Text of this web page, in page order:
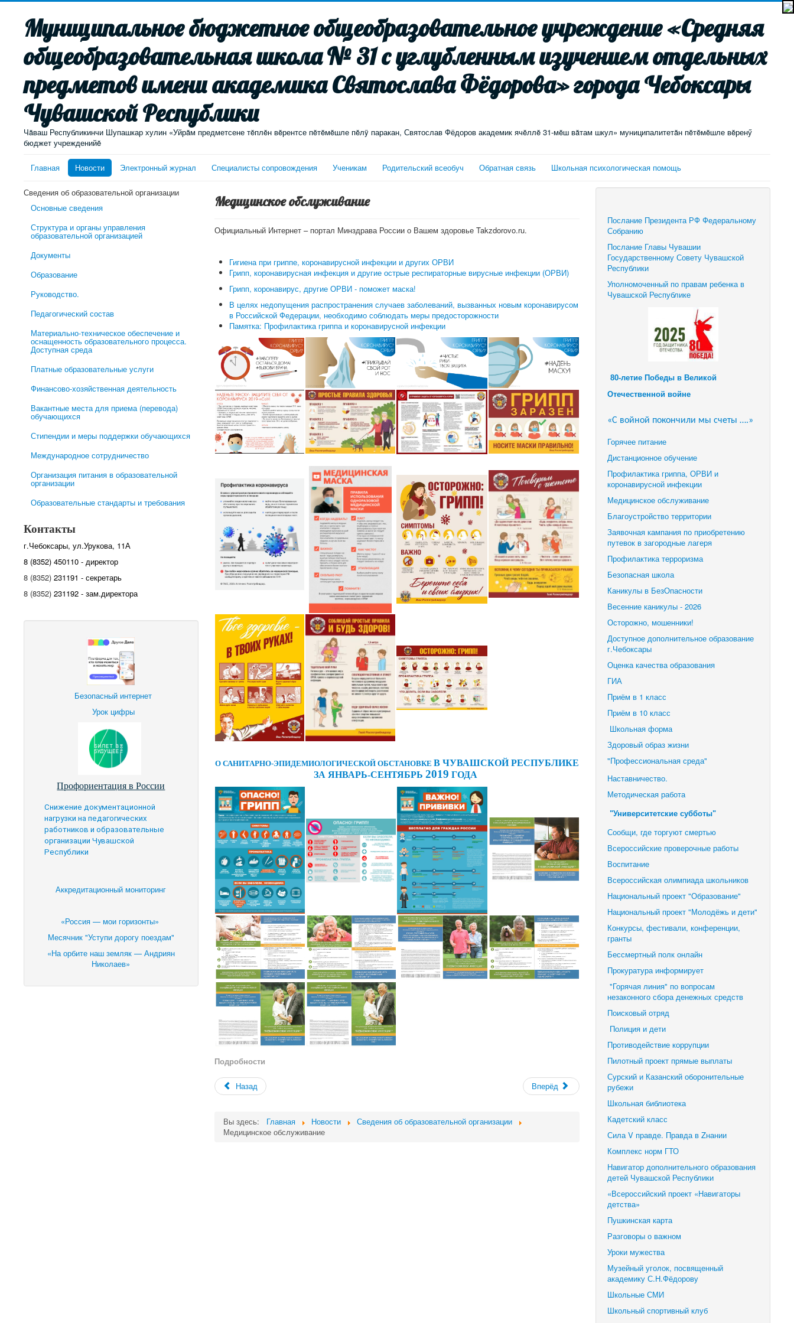
Муниципальное бюджетное общеобразовательное учреждение «Средняя
общеобразовательная школа № 31 с углубленным изучением отдельных
предметов имени академика Святослава Фёдорова» города Чебоксары
Чувашской Республики
Чăваш Республикинчи Шупашкар хулин «Уйрăм предметсене тĕплĕн вĕрентсе пĕтĕмĕшле пĕлÿ паракан, Святослав Фёдоров академик ячĕллĕ 31-мĕш вăтам шкул» муниципалитетăн пĕтĕмĕшле вĕренӳ
бюджет учрежденийĕ
Главная Новости Электронный журнал Специалисты сопровождения Ученикам Родительский всеобуч Обратная связь Школьная психологическая помощь
Сведения об образовательной организации
Основные сведения
Структура и органы управления
образовательной организацией
Документы
Образование
Руководство.
Педагогический состав
Материально-техническое обеспечение и
оснащенность образовательного процесса.
Доступная среда
Платные образовательные услуги
Финансово-хозяйственная деятельность
Вакантные места для приема (перевода)
обучающихся
Стипендии и меры поддержки обучающихся
Международное сотрудничество
Организация питания в образовательной
организации
Образовательные стандарты и требования
Контакты
г.Чебоксары, ул.Урукова, 11А
8 (8352) 450110 - директор
8 (8352) 231191 - секретарь
8 (8352) 231192 - зам.директора
Безопасный интернет
Урок цифры
Профориентация в России
Снижение документационной
нагрузки на педагогических
работников и образовательные
организации Чувашской
Республики
Аккредитационный мониторинг
«Россия — мои горизонты»
Месячник "Уступи дорогу поездам"
«На орбите наш земляк — Андриян
Николаев»
Медицинское обслуживание
Официальный Интернет – портал Минздрава России о Вашем здоровье Takzdorovo.ru.
Гигиена при гриппе, коронавирусной инфекции и других ОРВИ
Грипп, коронавирусная инфекция и другие острые респираторные вирусные инфекции (ОРВИ)
Грипп, коронавирус, другие ОРВИ - поможет маска!
В целях недопущения распространения случаев заболеваний, вызванных новым коронавирусом
в Российской Федерации, необходимо соблюдать меры предосторожности
Памятка: Профилактика гриппа и коронавирусной инфекции
О САНИТАРНО-ЭПИДЕМИОЛОГИЧЕСКОЙ ОБСТАНОВКЕ В ЧУВАШСКОЙ РЕСПУБЛИКЕ
ЗА ЯНВАРЬ-СЕНТЯБРЬ2019 ГОДА
Подробности
Назад Вперёд
Вы здесь: Главная Новости
Сведения об образовательной организации
Медицинское обслуживание
Послание Президента РФ Федеральному
Собранию
Послание Главы Чувашии
Государственному Совету Чувашской
Республики
Уполномоченный по правам ребенка в
Чувашской Республике
80-летие Победы в Великой
Отечественной войне
«С войной покончили мы счеты ….»
Горячее питание
Дистанционное обучение
Профилактика гриппа, ОРВИ и
коронавирусной инфекции
Медицинское обслуживание
Благоустройство территории
Заявочная кампания по приобретению
путевок в загородные лагеря
Профилактика терроризма
Безопасная школа
Каникулы в БезОпасности
Весенние каникулы - 2026
Осторожно, мошенники!
Доступное дополнительное образование
г.Чебоксары
Оценка качества образования
ГИА
Приём в 1 класс
Приём в 10 класс
Школьная форма
Здоровый образ жизни
"Профессиональная среда"
Наставничество.
Методическая работа
"Университетские субботы"
Сообщи, где торгуют смертью
Всероссийские проверочные работы
Воспитание
Всероссийская олимпиада школьников
Национальный проект "Образование"
Национальный проект "Молодёжь и дети"
Конкурсы, фестивали, конференции,
гранты
Бессмертный полк онлайн
Прокуратура информирует
"Горячая линия" по вопросам
незаконного сбора денежных средств
Поисковый отряд
Полиция и дети
Противодействие коррупции
Пилотный проект прямые выплаты
Сурский и Казанский оборонительные
рубежи
Школьная библиотека
Кадетский класс
Сила V правде. Правда в Zнании
Комплекс норм ГТО
Навигатор дополнительного образования
детей Чувашской Республики
«Всероссийский проект «Навигаторы
детства»
Пушкинская карта
Разговоры о важном
Уроки мужества
Музейный уголок, посвященный
академику С.Н.Фёдорову
Школьные СМИ
Школьный спортивный клуб